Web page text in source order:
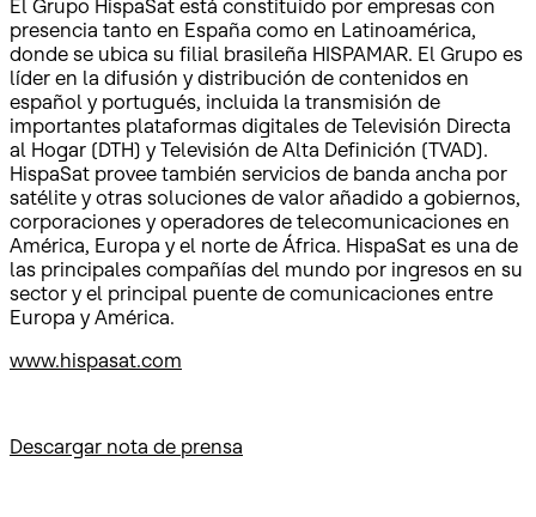
El Grupo HispaSat está constituido por empresas con
presencia tanto en España como en Latinoamérica,
donde se ubica su filial brasileña HISPAMAR. El Grupo es
líder en la difusión y distribución de contenidos en
español y portugués, incluida la transmisión de
importantes plataformas digitales de Televisión Directa
al Hogar (DTH) y Televisión de Alta Definición (TVAD).
HispaSat provee también servicios de banda ancha por
satélite y otras soluciones de valor añadido a gobiernos,
corporaciones y operadores de telecomunicaciones en
América, Europa y el norte de África. HispaSat es una de
las principales compañías del mundo por ingresos en su
sector y el principal puente de comunicaciones entre
Europa y América.
www.hispasat.com
Descargar nota de prensa